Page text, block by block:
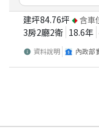
建坪84.76坪 含車
3房2廳2衛 18.6年
資料說明 內政部